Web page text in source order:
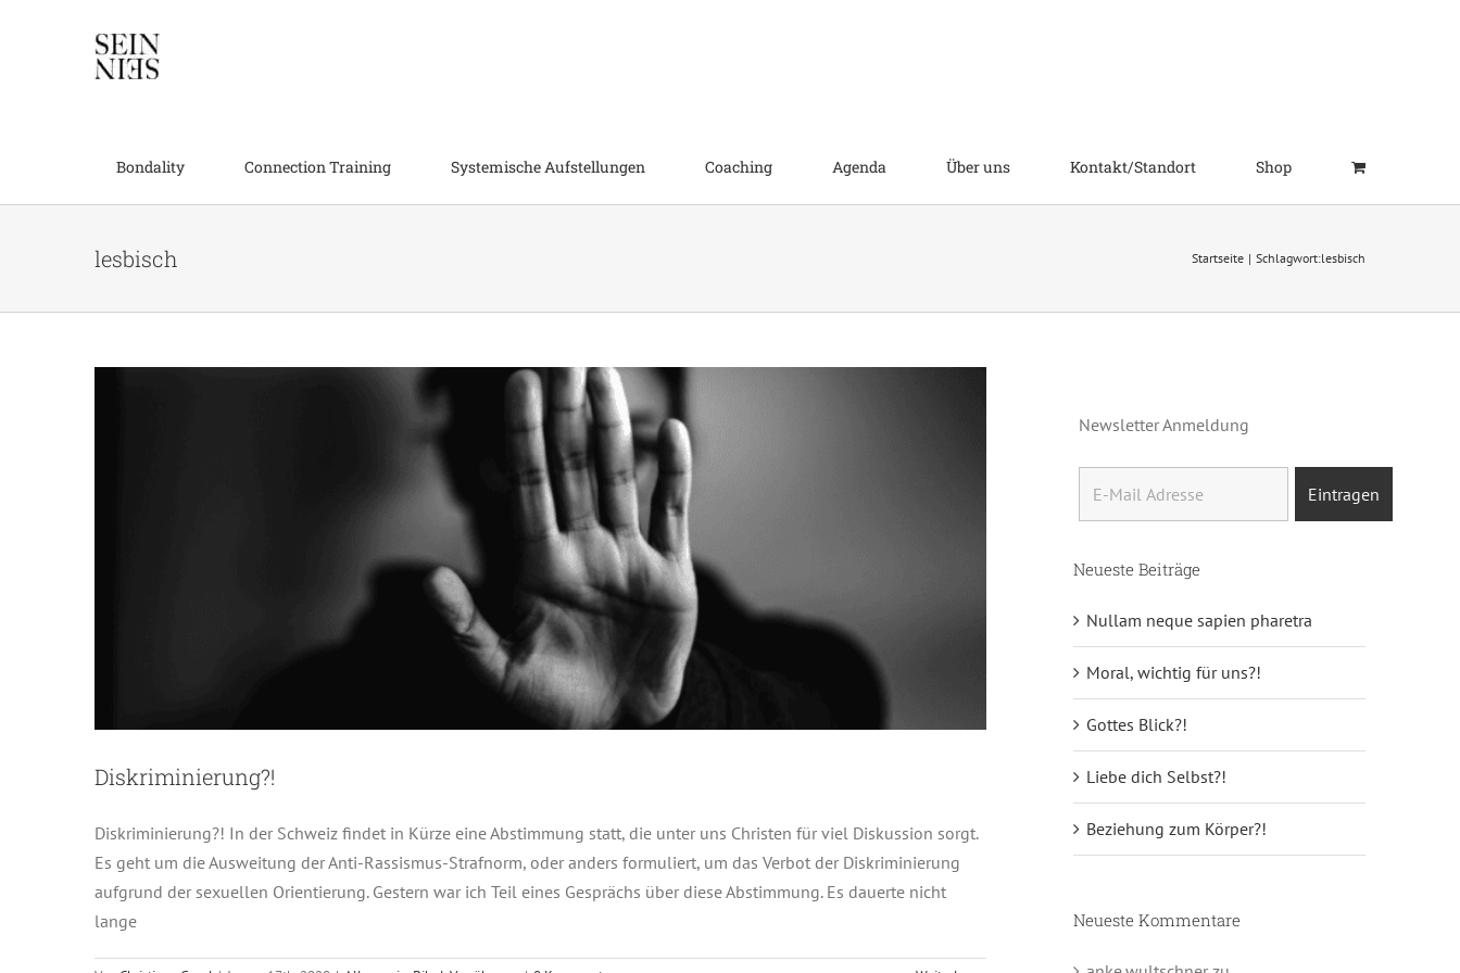
Bondality Connection Training Systemische Aufstellungen Coaching Agenda Über uns Kontakt/Standort Shop
lesbisch Startseite Schlagwort:lesbisch
Diskriminierung?!
Diskriminierung?! In der Schweiz findet in Kürze eine Abstimmung statt, die unter uns Christen für viel Diskussion sorgt.
Es geht um die Ausweitung der Anti-Rassismus-Strafnorm, oder anders formuliert, um das Verbot der Diskriminierung
aufgrund der sexuellen Orientierung. Gestern war ich Teil eines Gesprächs über diese Abstimmung. Es dauerte nicht
lange
Newsletter Anmeldung
Neueste Beiträge
Nullam neque sapien pharetra
Moral, wichtig für uns?!
Gottes Blick?!
Liebe dich Selbst?!
Beziehung zum Körper?!
Neueste Kommentare